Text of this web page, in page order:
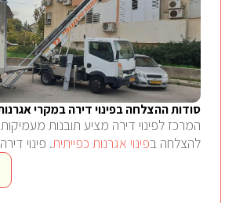
סודות ההצלחה בפינוי דירה במקרי
המרכז לפינוי דירה מציע תובנות
להצלחה בפינוי אגרנות כפייתית. פינוי